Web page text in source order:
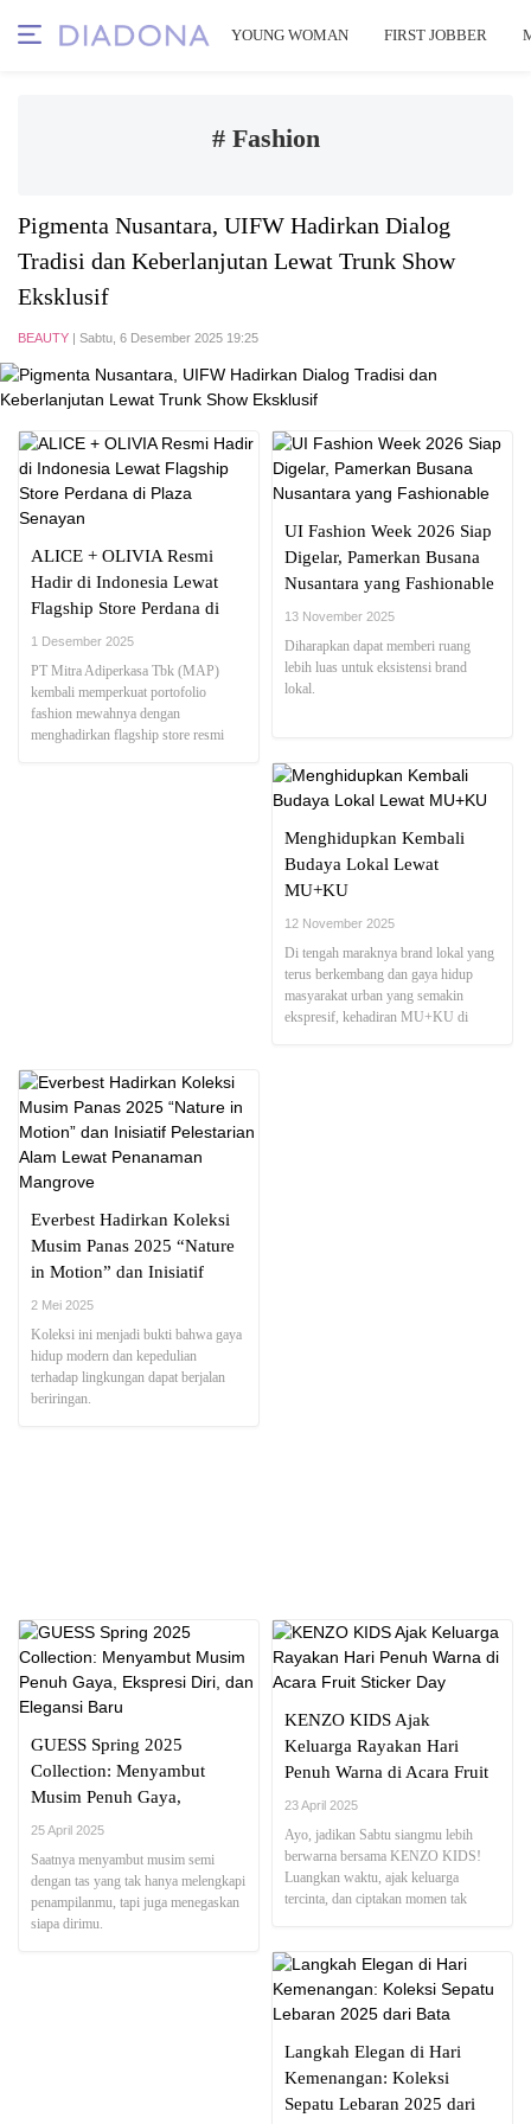
YOUNG WOMAN FIRST JOBBER
# Fashion
Pigmenta Nusantara, UIFW Hadirkan Dialog
Tradisi dan Keberlanjutan Lewat Trunk Show
Eksklusif
BEAUTY | Sabtu, 6 Desember 2025 19:25
ALICE + OLIVIA Resmi
Hadir di Indonesia Lewat
Flagship Store Perdana di
Plaza Senayan
1 Desember 2025
PT Mitra Adiperkasa Tbk (MAP)
kembali memperkuat portofolio
fashion mewahnya dengan
menghadirkan flagship store resmi
UI Fashion Week 2026 Siap
Digelar, Pamerkan Busana
Nusantara yang Fashionable
13 November 2025
Diharapkan dapat memberi ruang
lebih luas untuk eksistensi brand
lokal.
Menghidupkan Kembali
Budaya Lokal Lewat
MU+KU
12 November 2025
Di tengah maraknya brand lokal yang
terus berkembang dan gaya hidup
masyarakat urban yang semakin
ekspresif, kehadiran MU+KU di
Everbest Hadirkan Koleksi
Musim Panas 2025 “Nature
in Motion” dan Inisiatif
Pelestarian Alam Lewat
2 Mei 2025
Koleksi ini menjadi bukti bahwa gaya
hidup modern dan kepedulian
terhadap lingkungan dapat berjalan
beriringan.
GUESS Spring 2025
Collection: Menyambut
Musim Penuh Gaya,
Ekspresi Diri, dan Elegansi
25 April 2025
Saatnya menyambut musim semi
dengan tas yang tak hanya melengkapi
penampilanmu, tapi juga menegaskan
siapa dirimu.
KENZO KIDS Ajak
Keluarga Rayakan Hari
Penuh Warna di Acara Fruit
Sticker Day
23 April 2025
Ayo, jadikan Sabtu siangmu lebih
berwarna bersama KENZO KIDS!
Luangkan waktu, ajak keluarga
tercinta, dan ciptakan momen tak
tawa
Langkah Elegan di Hari
Kemenangan: Koleksi
Sepatu Lebaran 2025 dari